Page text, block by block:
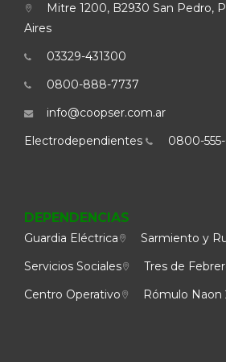
Mitre 1200, B2930 San Pedro,
Aires
03329-431300
0800-888-7737
info@coopser.com.ar
Electrodependientes
0800-
DEPENDENCIAS
Guardia Eléctrica
Sarmiento y
Servicios Sociales
Tres de
Centro Operativo
Rómulo Naon